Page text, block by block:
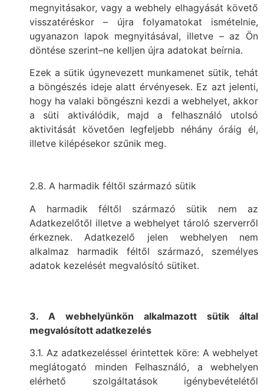
megnyitásakor, vagy a webhely elhagyását követő
visszatéréskor – újra folyamatokat ismételnie,
ugyanazon lapok megnyitásával, illetve – az Ön
döntése szerint–ne kelljen újra adatokat beírnia.
Ezek a sütik úgynevezett munkamenet sütik, tehát
a böngészés ideje alatt érvényesek. Ez azt jelenti,
hogy ha valaki böngészni kezdi a webhelyet, akkor
a süti aktiválódik, majd a felhasználó utolsó
aktivitását követően legfeljebb néhány óráig él,
illetve kilépésekor szűnik meg.
2.8. A harmadik féltől származó sütik
A harmadik féltől származó sütik nem az
Adatkezelőtől illetve a webhelyet tároló szerverről
érkeznek. Adatkezelő jelen webhelyen nem
alkalmaz harmadik féltől származó, személyes
adatok kezelését megvalósító sütiket.
3. A webhelyünkön alkalmazott sütik által
megvalósított adatkezelés
3.1. Az adatkezeléssel érintettek köre: A webhelyet
meglátogató minden Felhasználó, a webhelyen
elérhető szolgáltatások igénybevételétől